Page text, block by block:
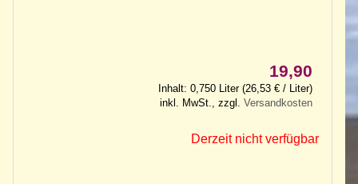
19,90
Inhalt: 0,750 Liter (26,53 € / Liter)
inkl. MwSt., zzgl.Versandkosten
Derzeit nicht verfügbar